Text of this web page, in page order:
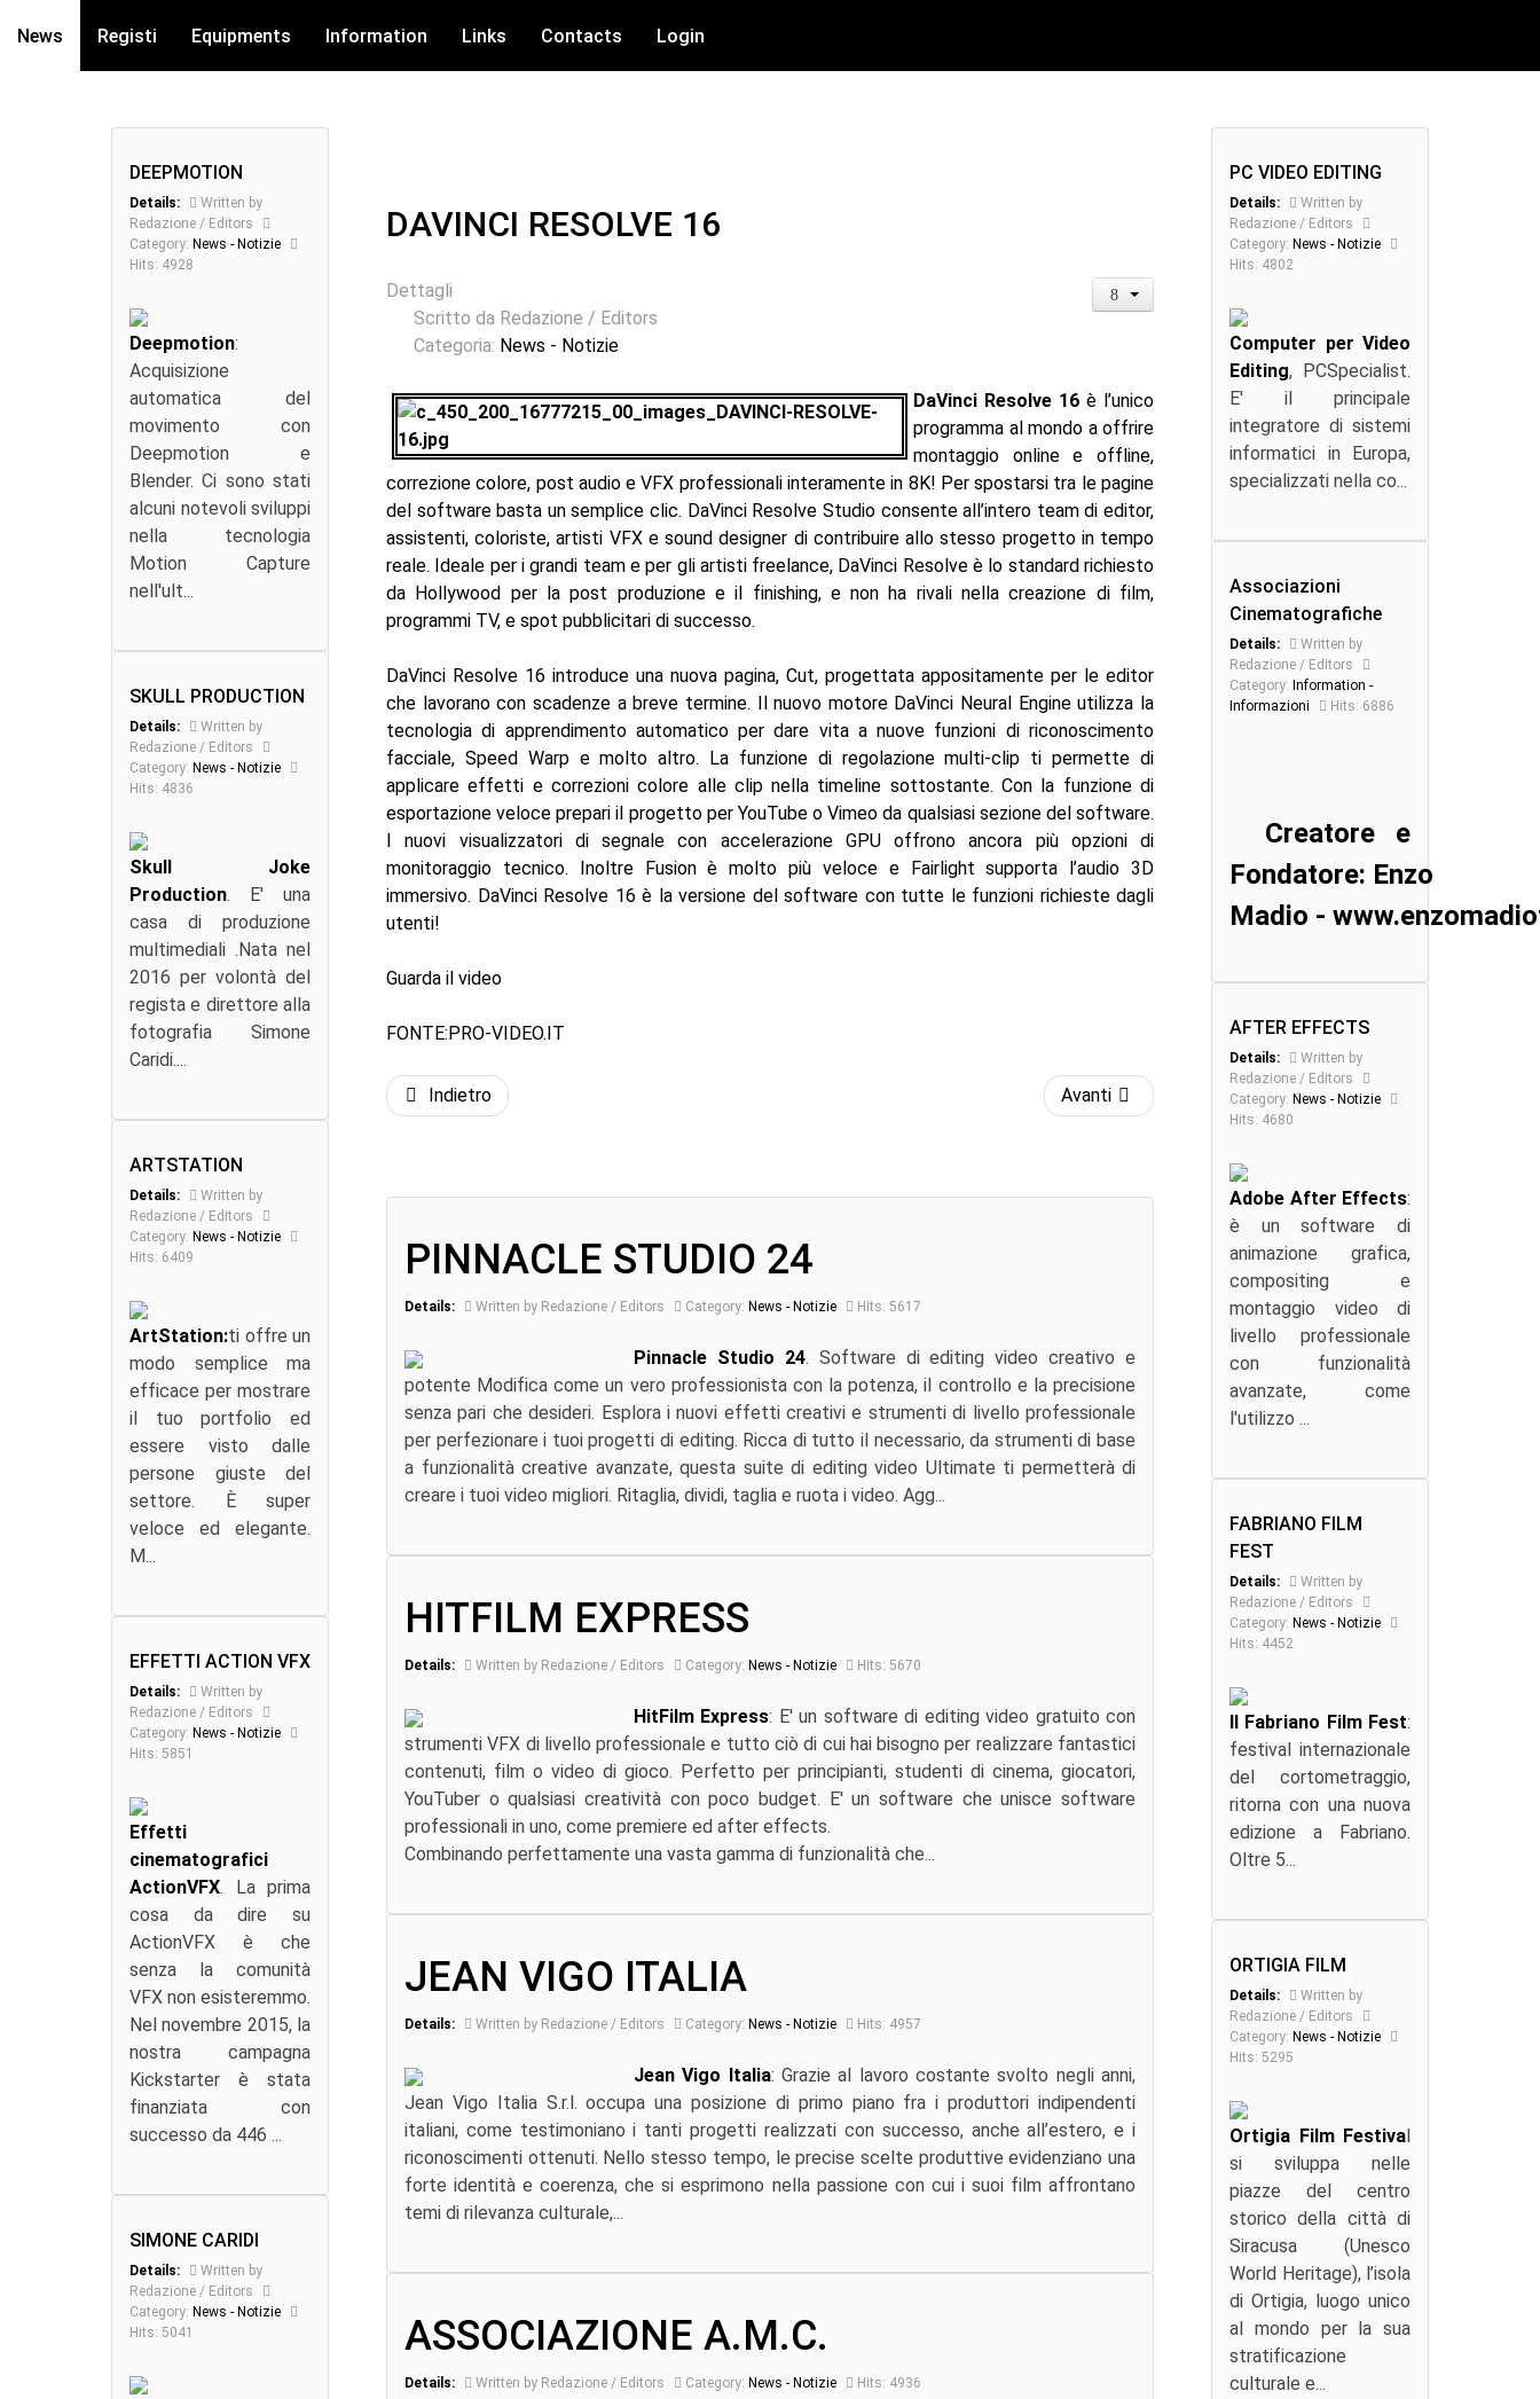
News Registi Equipments Information Links Contacts Login
DEEPMOTION
Details:
Written by
Redazione / Editors
Category: News - Notizie
Hits: 4928
Deepmotion:
Acquisizione
automatica del
movimento con
Deepmotion e
Blender. Ci sono stati
alcuni notevoli sviluppi
nella tecnologia
Motion Capture
nell'ult...
SKULL PRODUCTION
Details:
Written by
Redazione / Editors
Category: News - Notizie
Hits: 4836
Skull Joke
Production. E' una
casa di produzione
multimediali .Nata nel
2016 per volontà del
regista e direttore alla
fotografia Simone
Caridi....
ARTSTATION
Details:
Written by
Redazione / Editors
Category: News - Notizie
Hits: 6409
ArtStation:ti offre un
modo semplice ma
efficace per mostrare
il tuo portfolio ed
essere visto dalle
persone giuste del
settore. È super
veloce ed elegante.
M...
EFFETTI ACTION VFX
Details:
Written by
Redazione / Editors
Category: News - Notizie
Hits: 5851
Effetti
cinematografici
ActionVFX. La prima
cosa da dire su
ActionVFX è che
senza la comunità
VFX non esisteremmo.
Nel novembre 2015, la
nostra campagna
Kickstarter è stata
finanziata con
successo da 446 ...
SIMONE CARIDI
Details:
Written by
Redazione / Editors
Category: News - Notizie
Hits: 5041
DAVINCI RESOLVE 16
Dettagli
Scritto da Redazione / Editors
Categoria: News - Notizie
DaVinci Resolve 16 è l’unico
programma al mondo a offrire
montaggio online e offline,
correzione colore, post audio e VFX professionali interamente in 8K! Per spostarsi tra le pagine
del software basta un semplice clic. DaVinci Resolve Studio consente all’intero team di editor,
assistenti, coloriste, artisti VFX e sound designer di contribuire allo stesso progetto in tempo
reale. Ideale per i grandi team e per gli artisti freelance, DaVinci Resolve è lo standard richiesto
da Hollywood per la post produzione e il finishing, e non ha rivali nella creazione di film,
programmi TV, e spot pubblicitari di successo.
DaVinci Resolve 16 introduce una nuova pagina, Cut, progettata appositamente per le editor
che lavorano con scadenze a breve termine. Il nuovo motore DaVinci Neural Engine utilizza la
tecnologia di apprendimento automatico per dare vita a nuove funzioni di riconoscimento
facciale, Speed Warp e molto altro. La funzione di regolazione multi-clip ti permette di
applicare effetti e correzioni colore alle clip nella timeline sottostante. Con la funzione di
esportazione veloce prepari il progetto per YouTube o Vimeo da qualsiasi sezione del software.
I nuovi visualizzatori di segnale con accelerazione GPU offrono ancora più opzioni di
monitoraggio tecnico. Inoltre Fusion è molto più veloce e Fairlight supporta l’audio 3D
immersivo. DaVinci Resolve 16 è la versione del software con tutte le funzioni richieste dagli
utenti!
Guarda il video
FONTE:PRO-VIDEO.IT
Indietro Avanti
PINNACLE STUDIO 24
Details: Written by Redazione / Editors Category: News - Notizie Hits: 5617
Pinnacle Studio 24. Software di editing video creativo e
potente Modifica come un vero professionista con la potenza, il controllo e la precisione
senza pari che desideri. Esplora i nuovi effetti creativi e strumenti di livello professionale
per perfezionare i tuoi progetti di editing. Ricca di tutto il necessario, da strumenti di base
a funzionalità creative avanzate, questa suite di editing video Ultimate ti permetterà di
creare i tuoi video migliori. Ritaglia, dividi, taglia e ruota i video. Agg...
HITFILM EXPRESS
Details: Written by Redazione / Editors Category: News - Notizie Hits: 5670
HitFilm Express: E' un software di editing video gratuito con
strumenti VFX di livello professionale e tutto ciò di cui hai bisogno per realizzare fantastici
contenuti, film o video di gioco. Perfetto per principianti, studenti di cinema, giocatori,
YouTuber o qualsiasi creatività con poco budget. E' un software che unisce software
professionali in uno, come premiere ed after effects.
Combinando perfettamente una vasta gamma di funzionalità che...
JEAN VIGO ITALIA
Details: Written by Redazione / Editors Category: News - Notizie Hits: 4957
Jean Vigo Italia: Grazie al lavoro costante svolto negli anni,
Jean Vigo Italia S.r.l. occupa una posizione di primo piano fra i produttori indipendenti
italiani, come testimoniano i tanti progetti realizzati con successo, anche all’estero, e i
riconoscimenti ottenuti. Nello stesso tempo, le precise scelte produttive evidenziano una
forte identità e coerenza, che si esprimono nella passione con cui i suoi film affrontano
temi di rilevanza culturale,...
ASSOCIAZIONE A.M.C.
Details: Written by Redazione / Editors Category: News - Notizie Hits: 4936
PC VIDEO EDITING
Details:
Written by
Redazione / Editors
Category: News - Notizie
Hits: 4802
Computer per Video
Editing, PCSpecialist.
E' il principale
integratore di sistemi
informatici in Europa,
specializzati nella co...
Associazioni
Cinematografiche
Details:
Written by
Redazione / Editors
Category: Information -
Informazioni
Hits: 6886
Creatore e
Fondatore: Enzo
Madio -
AFTER EFFECTS
Details:
Written by
Redazione / Editors
Category: News - Notizie
Hits: 4680
Adobe After Effects:
è un software di
animazione grafica,
compositing e
montaggio video di
livello professionale
con funzionalità
avanzate, come
l'utilizzo ...
FABRIANO FILM
FEST
Details:
Written by
Redazione / Editors
Category: News - Notizie
Hits: 4452
Il Fabriano Film Fest:
festival internazionale
del cortometraggio,
ritorna con una nuova
edizione a Fabriano.
Oltre 5...
ORTIGIA FILM
Details:
Written by
Redazione / Editors
Category: News - Notizie
Hits: 5295
Ortigia Film Festiva
si sviluppa nelle
piazze del centro
storico della città di
Siracusa (Unesco
World Heritage), l’isola
di Ortigia, luogo unico
al mondo per la sua
stratificazione
culturale e...